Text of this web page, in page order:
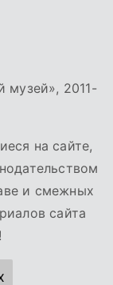
музей», 2011-
на сайте,
и смежных
сайта